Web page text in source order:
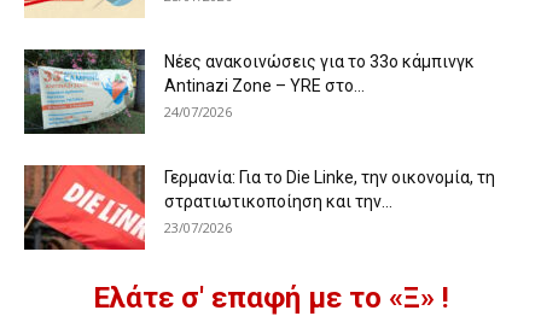
Νέες ανακοινώσεις για το 33ο κάμπινγκ
Antinazi Zone – YRE στο...
24/07/2026
Γερμανία: Για το Die Linke, την οικονομία, τη
στρατιωτικοποίηση και την...
23/07/2026
Ελάτε σ' επαφή με το «Ξ» !